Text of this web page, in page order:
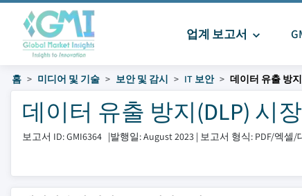
업계 보고서
홈 미디어 및 기술 보안 및 감시 IT 보안 데이터 유출 방
데이터 유출 방지(DLP) 시
보고서 ID: GMI6364 |발행일: August 2023 | 보고서 형식: PDF/엑셀